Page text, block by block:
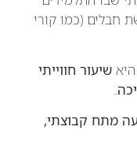
חבלים (כמו קורי
שיעור חווייתי
.
מתח קבוצתי,